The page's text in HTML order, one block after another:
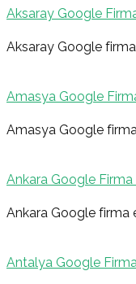
Aksaray Google
Aksaray Google
Amasya Google
Amasya Google
Ankara Google
Ankara Google firma
Antalya Google